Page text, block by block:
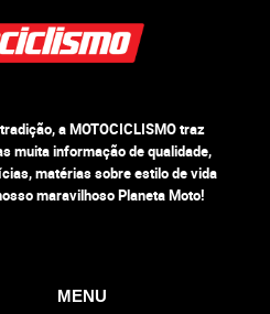
a MOTOCICLISMO traz
muita informação de qualidade,
matérias sobre estilo de vida
maravilhoso Planeta Moto!
MENU